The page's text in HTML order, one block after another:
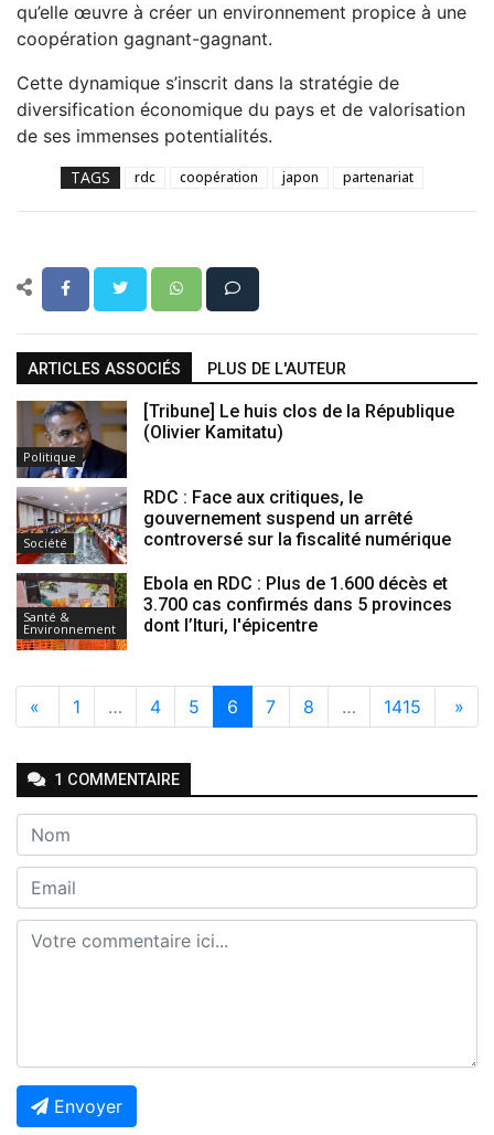
qu’elle œuvre à créer un environnement propice à une
coopération gagnant-gagnant.
Cette dynamique s’inscrit dans la stratégie de
diversification économique du pays et de valorisation
de ses immenses potentialités.
TAGS rdc coopération japon partenariat
ARTICLES ASSOCIÉS PLUS DE L'AUTEUR
Politique
[Tribune] Le huis clos de la République
(Olivier Kamitatu)
Société
RDC : Face aux critiques, le
gouvernement suspend un arrêté
controversé sur la fiscalité numérique
Santé &
Environnement
Ebola en RDC : Plus de 1.600 décès et
3.700 cas confirmés dans 5 provinces
dont l’Ituri, l'épicentre
« 1 … 4 5 6 7 8 … 1415 »
1 COMMENTAIRE
Envoyer